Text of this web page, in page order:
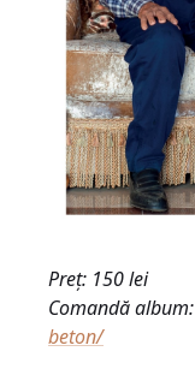
Preț: 150 lei
Comandă album:
beton/